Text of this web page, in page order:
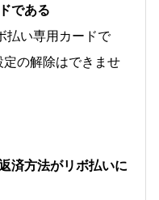
である
払い専用カードで
の解除はできませ
済方法がリボ払いに